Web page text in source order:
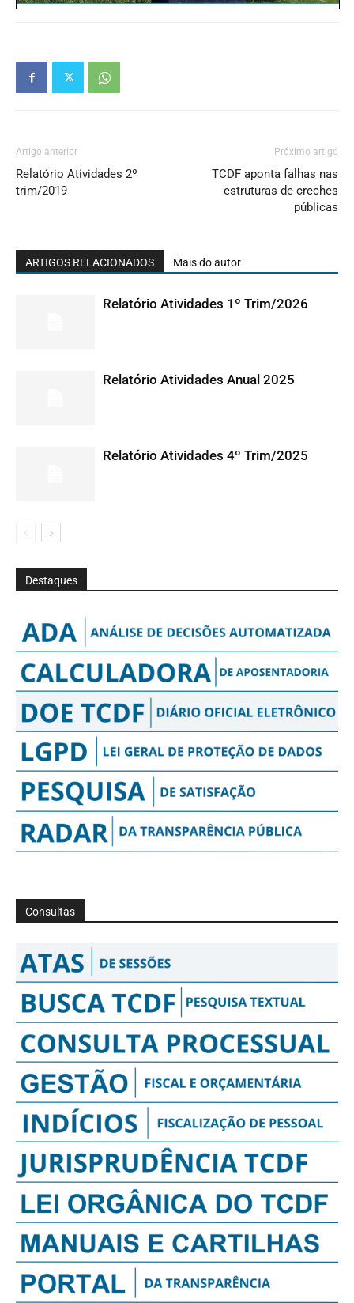
Artigo anterior
Relatório Atividades 2º
trim/2019
Próximo artigo
TCDF aponta falhas nas
estruturas de creches
públicas
ARTIGOS RELACIONADOS Mais do autor
Relatório Atividades 1º Trim/2026
Relatório Atividades Anual 2025
Relatório Atividades 4º Trim/2025
Destaques
Consultas